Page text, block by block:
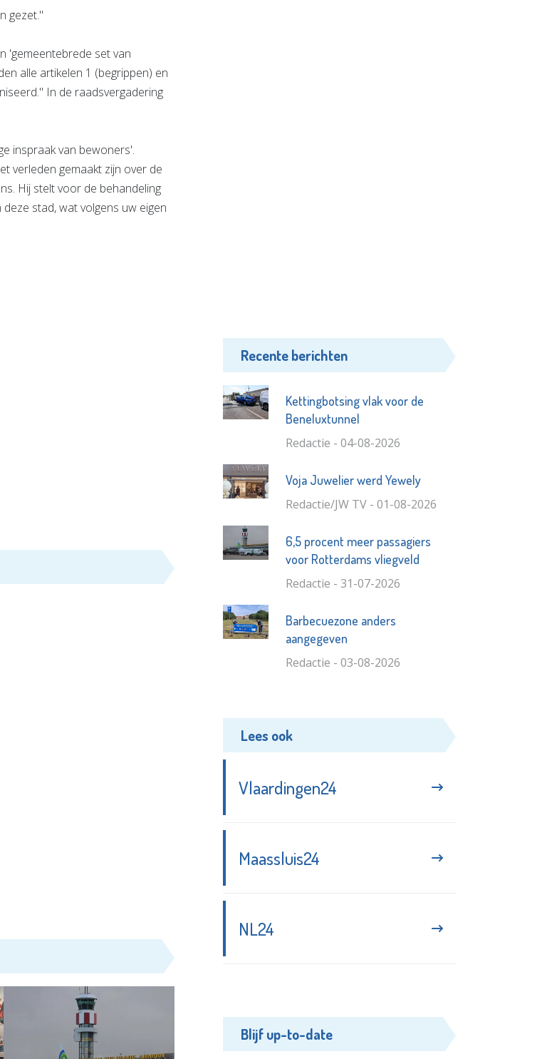
gezet."
'gemeentebrede set van
alle artikelen 1 (begrippen) en
In de raadsvergadering
inspraak van bewoners'.
verleden gemaakt zijn over de
Hij stelt voor de behandeling
stad, wat volgens uw eigen
Recente berichten
Kettingbotsing vlak voor de
Beneluxtunnel
Redactie - 04-08-2026
Voja Juwelier werd Yewely
Redactie/JW TV - 01-08-2026
6,5 procent meer passagiers
voor Rotterdams vliegveld
Redactie - 31-07-2026
Barbecuezone anders
aangegeven
Redactie - 03-08-2026
Lees ook
Vlaardingen24
Maassluis24
NL24
Blijf up-to-date